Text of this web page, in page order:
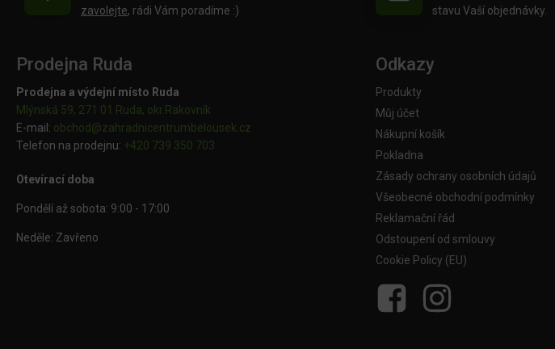
zavolejte, rádi Vám poradíme :)
stavu Vaší objednávky.
Prodejna Ruda
Prodejna a výdejní místo Ruda
Mlýnská 59, 271 01 Ruda, okr.Rakovník
E-mail: obchod@zahradnicentrumbelousek.cz
Telefon na prodejnu: +420 739 350 703
Otevírací doba
Pondělí až sobota: 9:00 - 17:00
Neděle: Zavřeno
Odkazy
Produkty
Můj účet
Nákupní košík
Pokladna
Zásady ochrany osobních údajů
Všeobecné obchodní podmínky
Reklamační řád
Odstoupení od smlouvy
Cookie Policy (EU)